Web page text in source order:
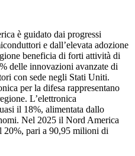
è guidato dai progressi
e dall’elevata adozione
beneficia di forti attività di
delle innovazioni avanzate di
con sede negli Stati Uniti.
per la difesa rappresentano
L’elettronica
il 18%, alimentata dallo
Nel 2025 il Nord America
20%, pari a 90,95 milioni di